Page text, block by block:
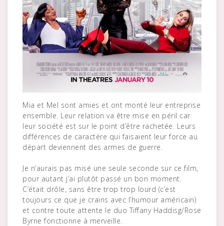
Mia et Mel sont amies et ont monté leur entreprise
ensemble. Leur relation va être mise en péril car
leur société est sur le point d’être rachetée. Leurs
différences de caractère qui faisaient leur force au
départ deviennent des armes de guerre.
Je n’aurais pas misé une seule seconde sur ce film,
pour autant j’ai plutôt passé un bon moment.
C’était drôle, sans être trop trop lourd (c’est
toujours ce que je crains avec l’humour américain)
et contre toute attente le duo Tiffany Haddisg/Rose
Byrne fonctionne à merveille.